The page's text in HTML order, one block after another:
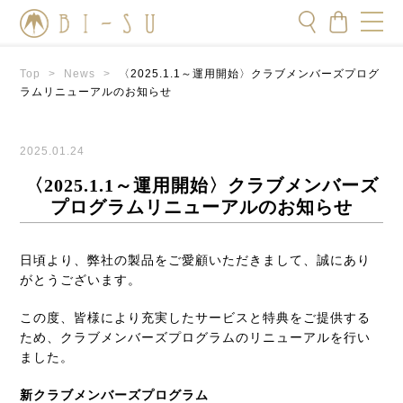
Top > News >
〈2025.1.1～運用開始〉クラブメンバーズプログ
ラムリニューアルのお知らせ
2025.01.24
〈2025.1.1～運用開始〉クラブメンバーズ
プログラムリニューアルのお知らせ
日頃より、弊社の製品をご愛顧いただきまして、誠にあり
がとうございます。
この度、皆様により充実したサービスと特典をご提供する
ため、クラブメンバーズプログラムのリニューアルを行い
ました。
新クラブメンバーズプログラム